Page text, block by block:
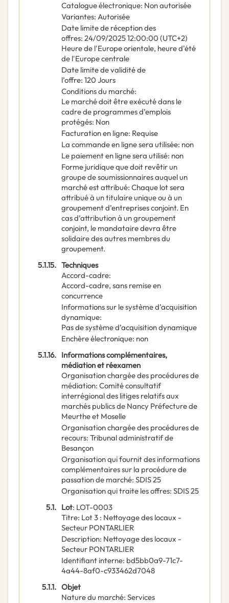
Catalogue électronique: Non autorisée
Variantes: Autorisée
Date limite de réception des
offres: 24/09/202512:00:00 (UTC+2)
Heure de l'Europe orientale, heure d'été
de l'Europe centrale
Date limite de validité de
l’offre: 120 Jours
Conditions du marché:
Le marché doit être exécuté dans le
cadre de programmes d’emplois
protégés: Non
Facturation en ligne: Requise
La commande en ligne sera utilisée: non
Le paiement en ligne sera utilisé: non
Forme juridique que doit revêtir un
groupe de soumissionnaires auquel un
marché est attribué: Chaque lot sera
attribué à un titulaire unique ou à un
groupement d’entreprises conjoint. En
cas d’attribution à un groupement
conjoint, le mandataire devra être
solidaire des autres membres du
groupement.
5.1.15. Techniques
Accord-cadre:
Accord-cadre, sans remise en
concurrence
Informations sur le système d’acquisition
dynamique:
Pas de système d’acquisition dynamique
Enchère électronique: non
5.1.16. Informations complémentaires,
médiation et réexamen
Organisation chargée des procédures de
médiation: Comité consultatif
interrégional des litiges relatifs aux
marchés publics de Nancy Préfecture de
Meurthe et Moselle
Organisation chargée des procédures de
recours: Tribunal administratif de
Besançon
Organisation qui fournit des informations
complémentaires sur la procédure de
passation de marché: SDIS 25
Organisation qui traite les offres: SDIS 25
5.1. Lot: LOT-0003
Titre: Lot 3 : Nettoyage des locaux -
Secteur PONTARLIER
Description: Nettoyage des locaux -
Secteur PONTARLIER
Identifiant interne: bd5bb0a9-71c7-
4a44-8af0-c933462d7048
5.1.1. Objet
Nature du marché: Services